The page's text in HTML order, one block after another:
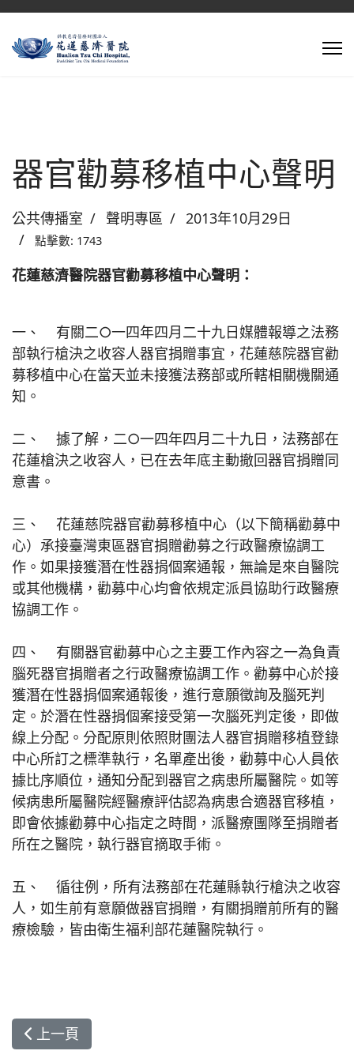
器官勸募移植中心聲明
公共傳播室 聲明專區 2013年10月29日
點擊數: 1743
花蓮慈濟醫院器官勸募移植中心聲明：
一、 有關二○一四年四月二十九日媒體報導之法務
部執行槍決之收容人器官捐贈事宜，花蓮慈院器官勸
募移植中心在當天並未接獲法務部或所轄相關機關通
知。
二、 據了解，二○一四年四月二十九日，法務部在
花蓮槍決之收容人，已在去年底主動撤回器官捐贈同
意書。
三、 花蓮慈院器官勸募移植中心（以下簡稱勸募中
心）承接臺灣東區器官捐贈勸募之行政醫療協調工
作。如果接獲潛在性器捐個案通報，無論是來自醫院
或其他機構，勸募中心均會依規定派員協助行政醫療
協調工作。
四、 有關器官勸募中心之主要工作內容之一為負責
腦死器官捐贈者之行政醫療協調工作。勸募中心於接
獲潛在性器捐個案通報後，進行意願徵詢及腦死判
定。於潛在性器捐個案接受第一次腦死判定後，即做
線上分配。分配原則依照財團法人器官捐贈移植登錄
中心所訂之標準執行，名單產出後，勸募中心人員依
據比序順位，通知分配到器官之病患所屬醫院。如等
候病患所屬醫院經醫療評估認為病患合適器官移植，
即會依據勸募中心指定之時間，派醫療團隊至捐贈者
所在之醫院，執行器官摘取手術。
五、 循往例，所有法務部在花蓮縣執行槍決之收容
人，如生前有意願做器官捐贈，有關捐贈前所有的醫
療檢驗，皆由衛生福利部花蓮醫院執行。
上一篇文章: 2014/08/06花蓮慈院聲明
上一頁